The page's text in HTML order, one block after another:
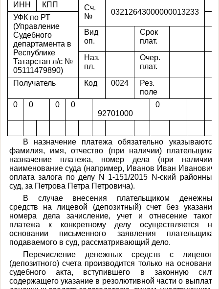
ИНН
КПП
Сч.
№
03212643000000013233
УФК по РТ
(Управление
Судебного
департамента в
Республике
Татарстан л/с №
05111479890)
Вид
оп.
Срок
плат.
Наз.
пл.
Очер.
плат.
Получатель
Код 0024
Рез.
поле
0
0 0
0
92701000
0
В назначение платежа обязательно указываются
фамилия, имя, отчество (при наличии) плательщика,
назначение платежа, номер дела (при наличии),
наименование суда (например, Иванов Иван Иванович,
оплата залога по делу N 1-151/2015 N-ский районный
суд, за Петрова Петра Петровича).
В случае внесения плательщиком денежных
средств на лицевой (депозитный) счет без указания
номера дела зачисление, учет и отнесение такого
платежа к конкретному делу осуществляется на
основании письменного заявления плательщика,
подаваемого в суд, рассматривающий дело.
Перечисление денежных средств с лицевого
(депозитного) счета производится только на основании
судебного акта, вступившего в законную силу,
содержащего указание в резолютивной части о выплате